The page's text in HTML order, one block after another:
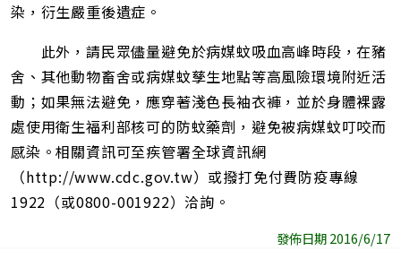
染，衍生嚴重後遺症。
此外，請民眾儘量避免於病媒蚊吸血高峰時段，在豬
舍、其他動物畜舍或病媒蚊孳生地點等高風險環境附近活
動；如果無法避免，應穿著淺色長袖衣褲，並於身體裸露
處使用衛生福利部核可的防蚊藥劑，避免被病媒蚊叮咬而
感染。相關資訊可至疾管署全球資訊網
（http://www.cdc.gov.tw）或撥打免付費防疫專線
1922（或0800-001922）洽詢。
發佈日期 2016/6/17